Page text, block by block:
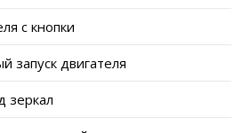
с кнопки
запуск двигателя
зеркал